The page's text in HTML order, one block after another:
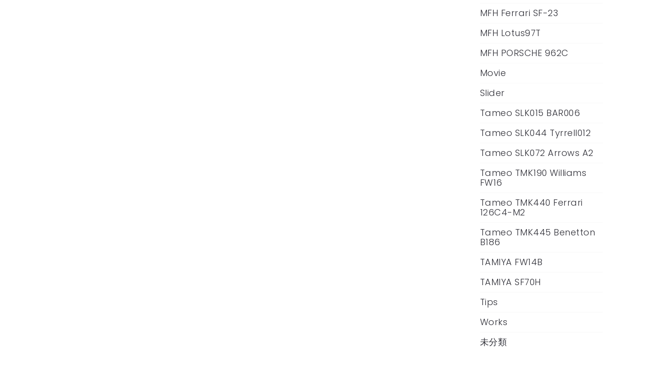
MFH Ferrari SF-23
MFH Lotus97T
MFH PORSCHE 962C
Movie
Slider
Tameo SLK015 BAR006
Tameo SLK044 Tyrrell012
Tameo SLK072 Arrows A2
Tameo TMK190 Williams
FW16
Tameo TMK440 Ferrari
126C4-M2
Tameo TMK445 Benetton
B186
TAMIYA FW14B
TAMIYA SF70H
Tips
Works
未分類